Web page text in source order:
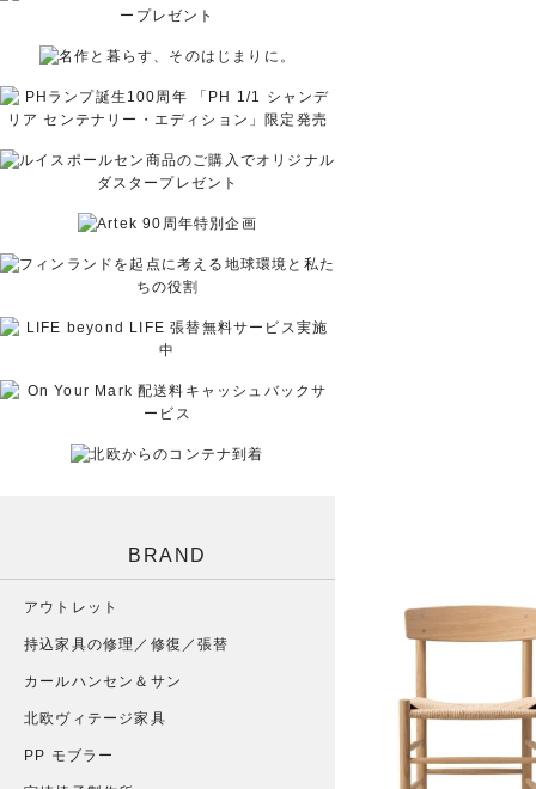
BRAND
アウトレット
持込家具の修理／修復／張替
カールハンセン＆サン
北欧ヴィテージ家具
PP モブラー